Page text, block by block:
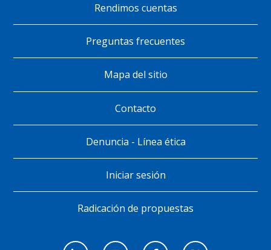
página
Rendimos cuentas
Preguntas frecuentes
Mapa del sitio
Contacto
Denuncia - Línea ética
Iniciar sesión
Radicación de propuestas